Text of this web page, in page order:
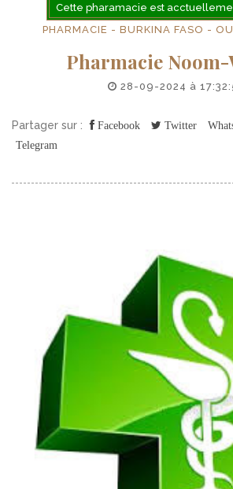
Cette pharamacie est
PHARMACIE - BURKINA FASO -
Pharmacie Noom-
28-09-2024 à
Partager sur : Facebook Twitter
Telegram